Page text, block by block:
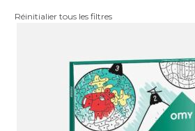
Réinitialier tous les filtres